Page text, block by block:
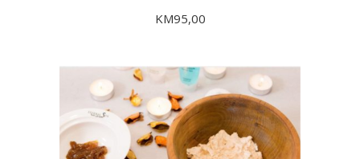
KM95,00
DODAJ U KORPU